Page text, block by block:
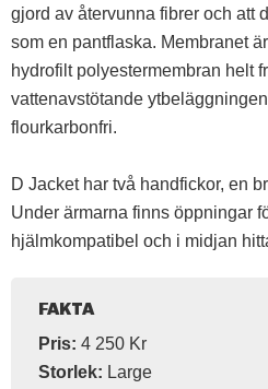
gjord av återvunna fibrer och att
som en pantflaska. Membranet
hydrofilt polyestermembran helt
vattenavstötande
flourkarbonfri.
D Jacket har två handfickor, en
Under ärmarna finns öppningar
hjälmkompatibel och i midjan
FAKTA
Pris: 4 250 Kr
Storlek: Large